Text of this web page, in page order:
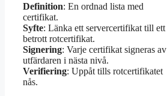
Definition: En ordnad lista med
certifikat.
Syfte: Länka ett servercertifikat till ett
betrott rotcertifikat.
Signering: Varje certifikat signeras av
utfärdaren i nästa nivå.
Verifiering: Uppåt tills rotcertifikatet
nås.